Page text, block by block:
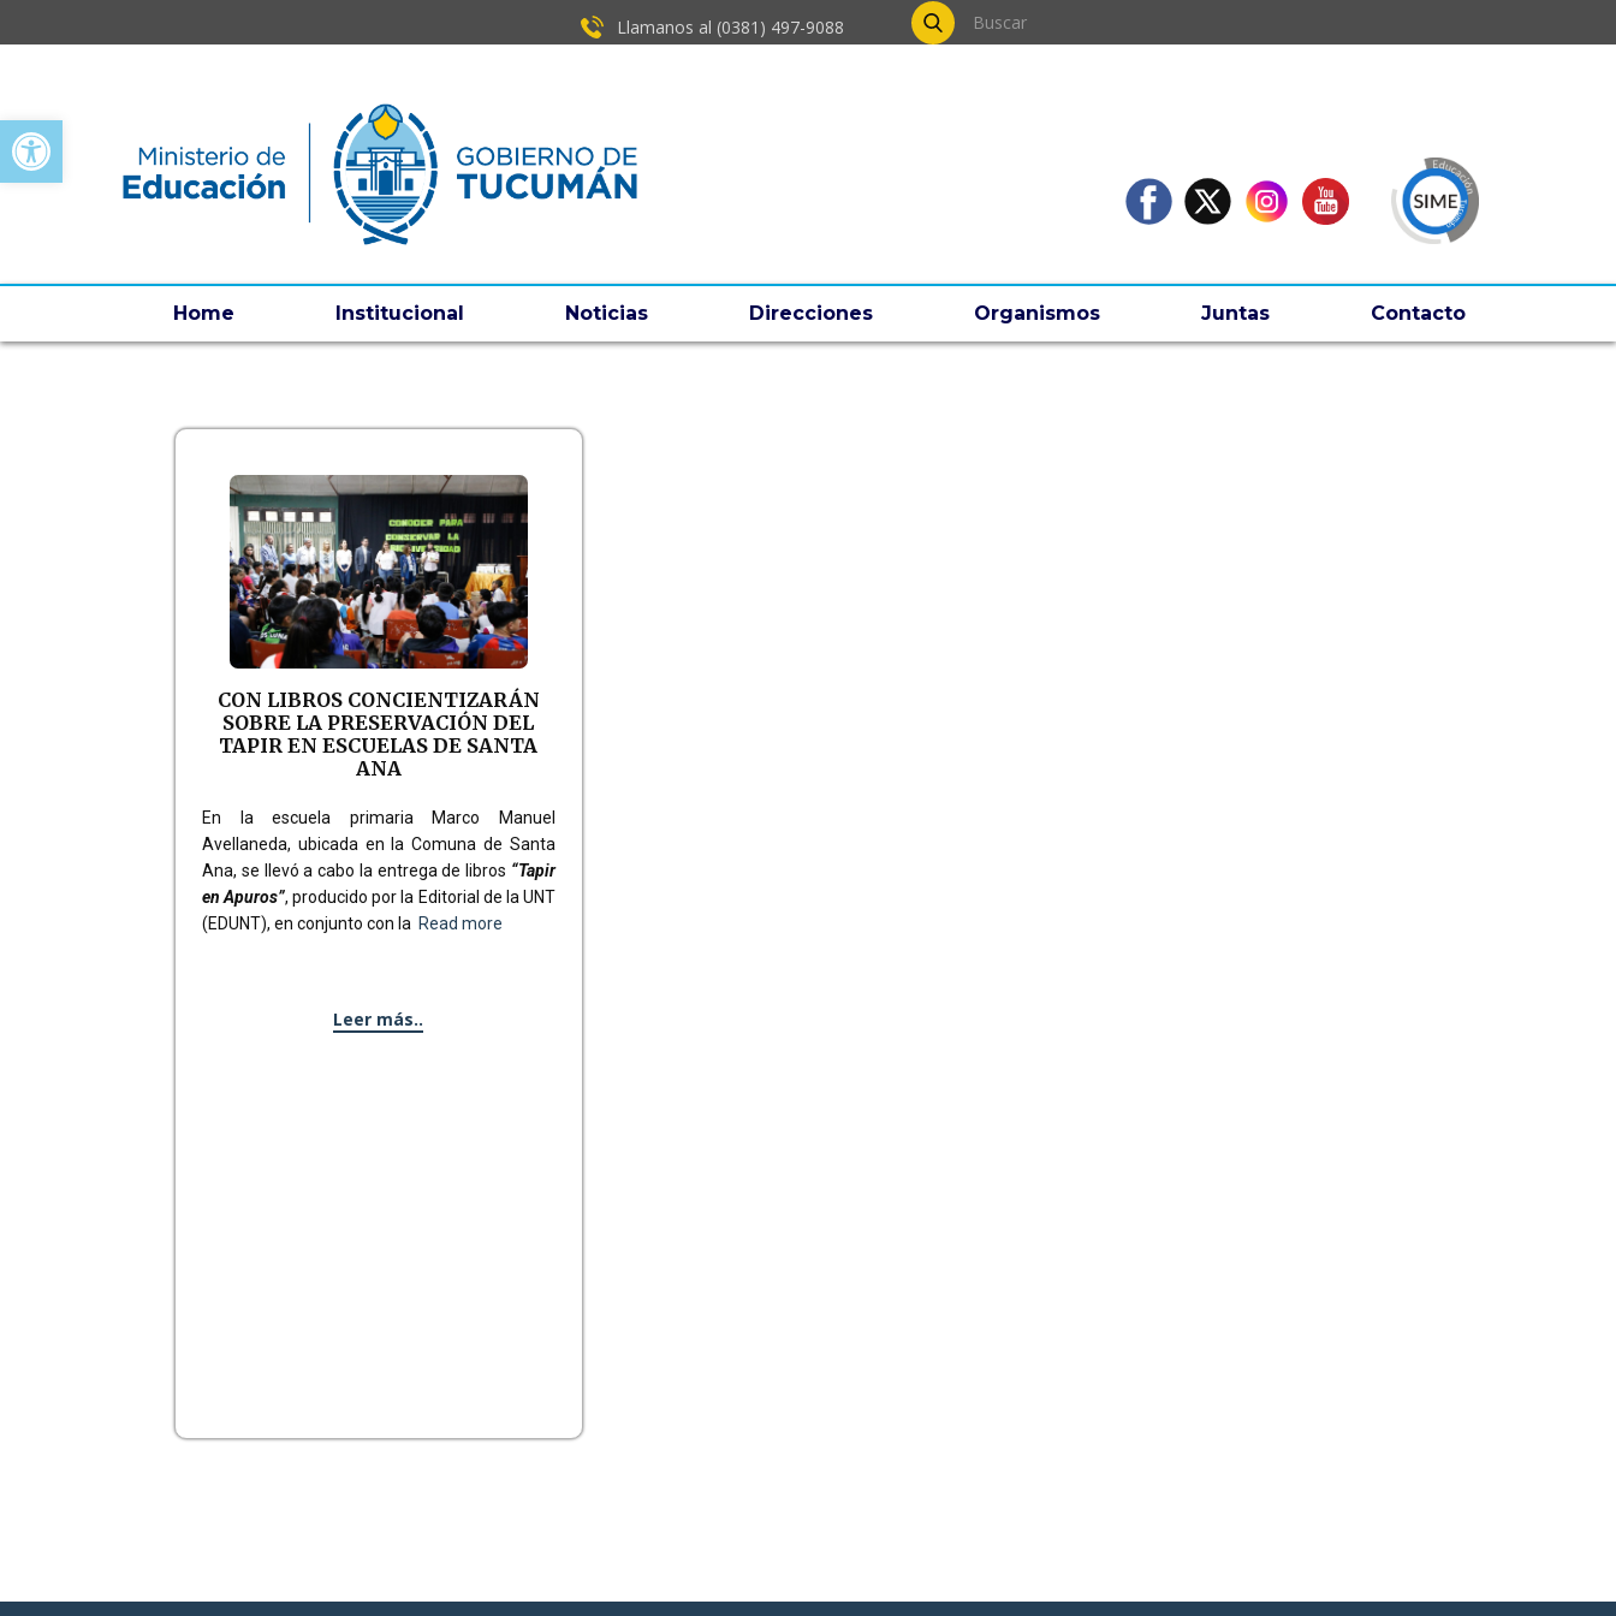
Open toolbar
Llamanos al (0381) ​497-9088
Home Institucional Noticias Direcciones Organismos Juntas Contacto
CON LIBROS CONCIENTIZARÁN
SOBRE LA PRESERVACIÓN DEL
TAPIR EN ESCUELAS DE SANTA
ANA
En la escuela primaria Marco Manuel
Avellaneda, ubicada en la Comuna de Santa
Ana, se llevó a cabo la entrega de libros “Tapir
en Apuros”, producido por la Editorial de la UNT
(EDUNT), en conjunto con la Read more
Leer más..